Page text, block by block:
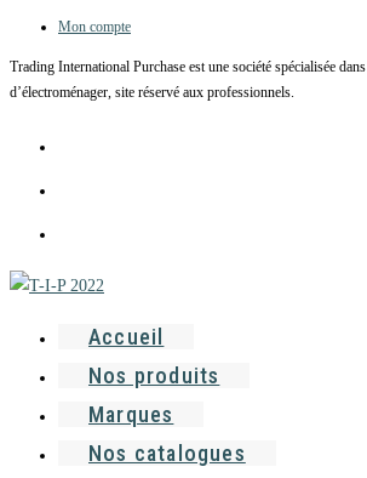
to
content
Mon compte
Trading International Purchase est une société spécialisée
d’électroménager, site réservé aux professionnels.
Accueil
Nos produits
Marques
Nos catalogues